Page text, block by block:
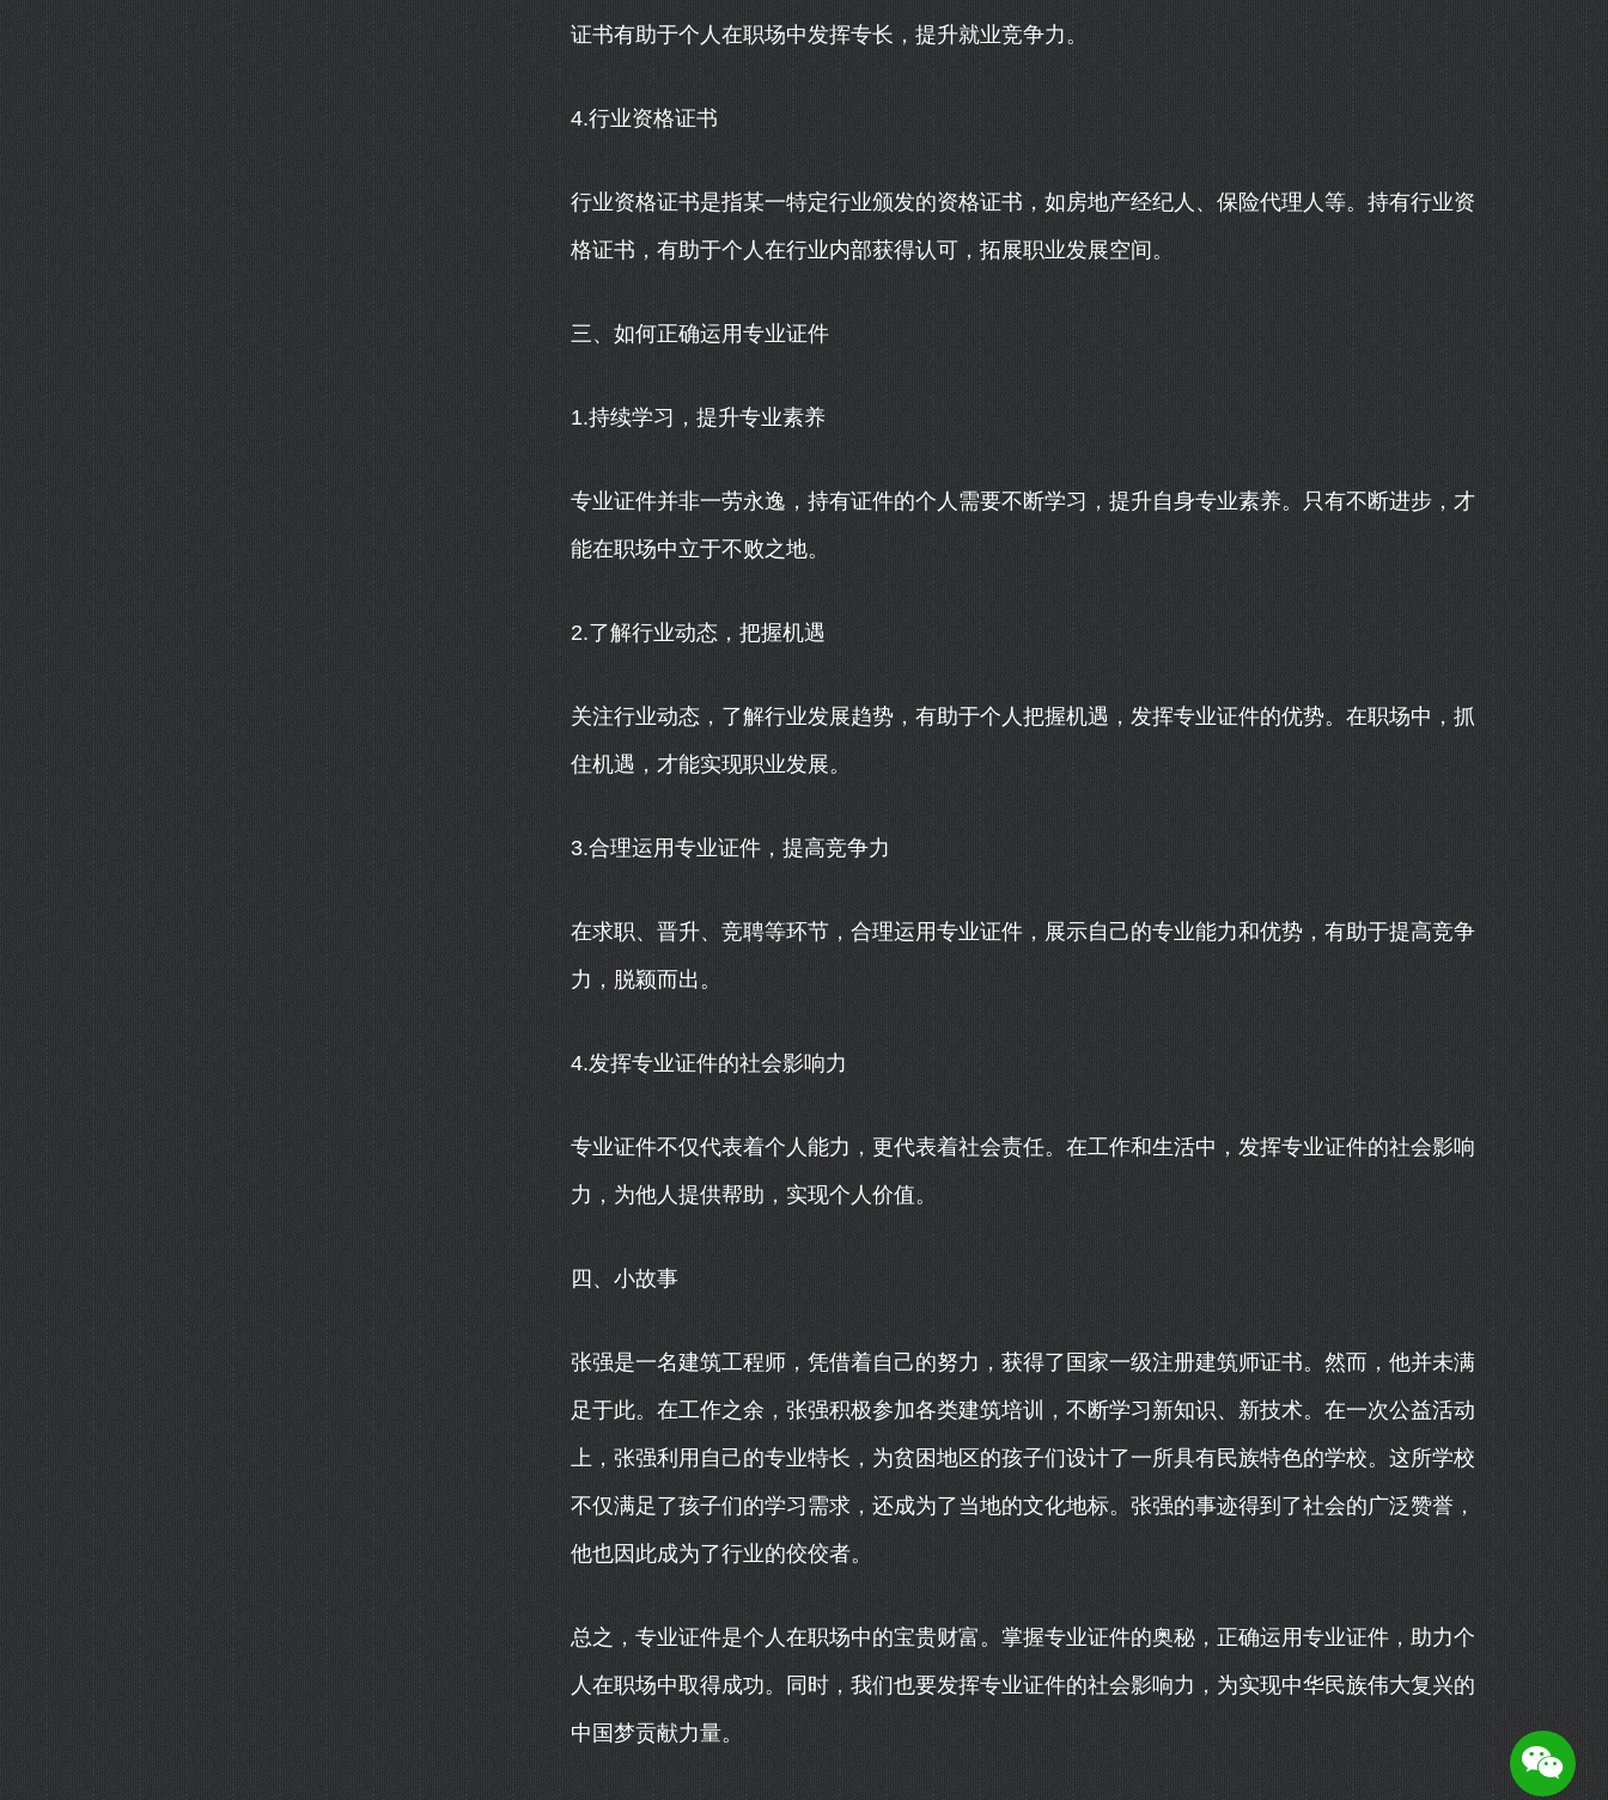
证书有助于个人在职场中发挥专长，提升就业竞争力。
4.行业资格证书
行业资格证书是指某一特定行业颁发的资格证书，如房地产经纪人、保险代理人等。持有行业资
格证书，有助于个人在行业内部获得认可，拓展职业发展空间。
三、如何正确运用专业证件
1.持续学习，提升专业素养
专业证件并非一劳永逸，持有证件的个人需要不断学习，提升自身专业素养。只有不断进步，才
能在职场中立于不败之地。
2.了解行业动态，把握机遇
关注行业动态，了解行业发展趋势，有助于个人把握机遇，发挥专业证件的优势。在职场中，抓
住机遇，才能实现职业发展。
3.合理运用专业证件，提高竞争力
在求职、晋升、竞聘等环节，合理运用专业证件，展示自己的专业能力和优势，有助于提高竞争
力，脱颖而出。
4.发挥专业证件的社会影响力
专业证件不仅代表着个人能力，更代表着社会责任。在工作和生活中，发挥专业证件的社会影响
力，为他人提供帮助，实现个人价值。
四、小故事
张强是一名建筑工程师，凭借着自己的努力，获得了国家一级注册建筑师证书。然而，他并未满
足于此。在工作之余，张强积极参加各类建筑培训，不断学习新知识、新技术。在一次公益活动
上，张强利用自己的专业特长，为贫困地区的孩子们设计了一所具有民族特色的学校。这所学校
不仅满足了孩子们的学习需求，还成为了当地的文化地标。张强的事迹得到了社会的广泛赞誉，
他也因此成为了行业的佼佼者。
总之，专业证件是个人在职场中的宝贵财富。掌握专业证件的奥秘，正确运用专业证件，助力个
人在职场中取得成功。同时，我们也要发挥专业证件的社会影响力，为实现中华民族伟大复兴的
中国梦贡献力量。